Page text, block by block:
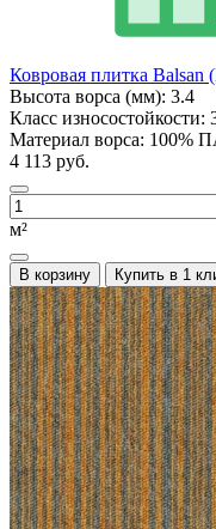
Ковровая плитка Balsan
Высота ворса (мм): 3.4
Класс износостойкости:
Материал ворса: 100%
4 113 руб.
м²
В корзину Купить в 1